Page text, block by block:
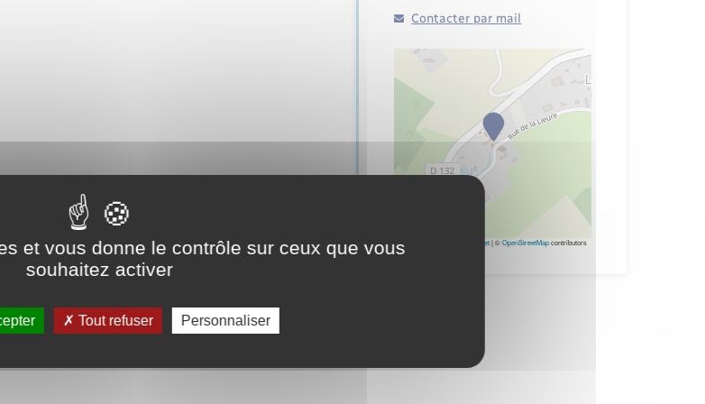
Contacter par mail
Leaflet|©OpenStreetMapcontributors
et vous donne le contrôle sur ceux que vous
souhaitez activer
Tout refuser Personnaliser